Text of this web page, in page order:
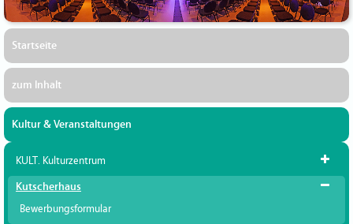
Startseite
zum Inhalt
Kultur & Veranstaltungen
KULT. Kulturzentrum
Kutscherhaus
Bewerbungsformular